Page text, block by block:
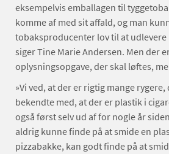
eksempelvis emballagen til
komme af med sit affald, og man
tobaksproducenter lov til at
siger Tine Marie Andersen. Men der
oplysningsopgave, der skal løftes,
»Vi ved, at der er rigtig mange
bekendte med, at der er plastik i
også først selv ud af for nogle år
aldrig kunne finde på at smide en
pizzabakke, kan godt finde på at